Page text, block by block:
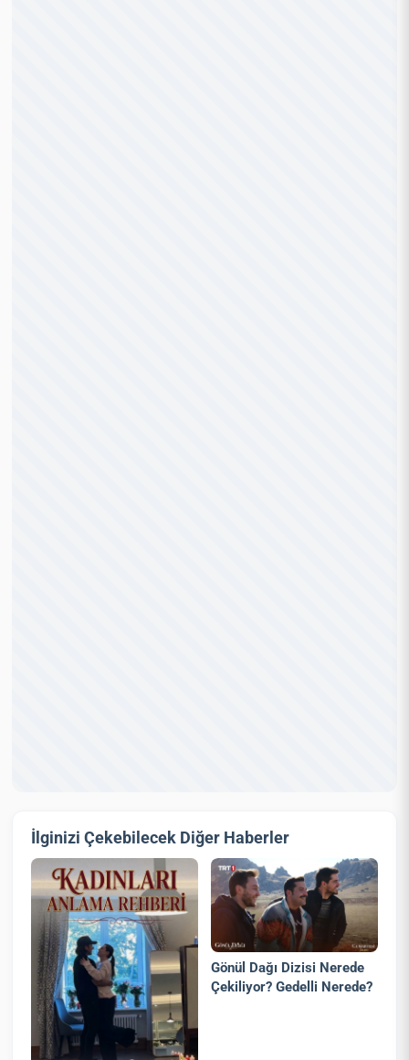
İlginizi Çekebilecek Diğer Haberler
Gönül Dağı Dizisi Nerede
Çekiliyor? Gedelli Nerede?